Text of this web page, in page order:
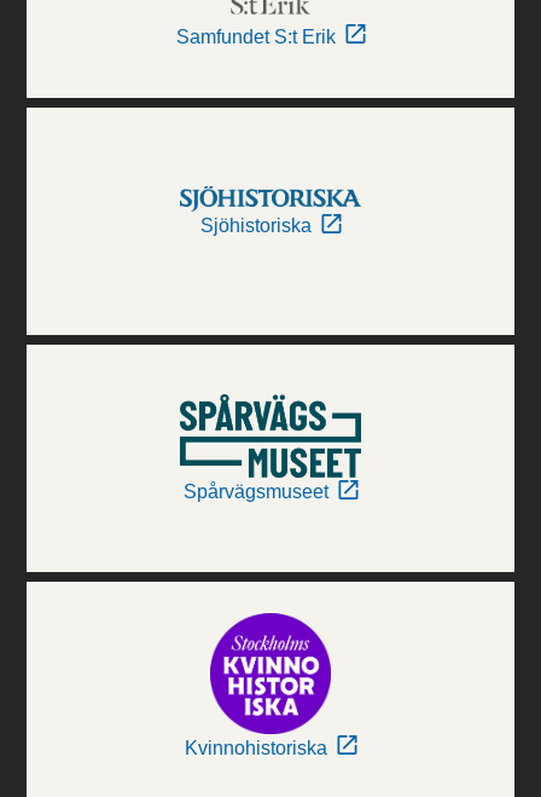
Samfundet S:t Erik
Sjöhistoriska
Spårvägsmuseet
Kvinnohistoriska